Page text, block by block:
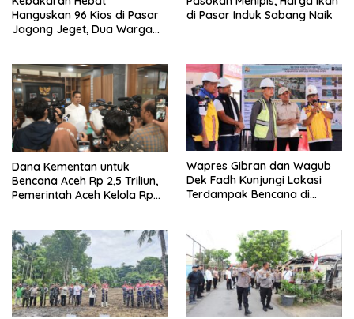
Hanguskan 96 Kios di Pasar
Jagong Jeget, Dua Warga
di Pasar Induk Sabang Naik
Dana Kementan untuk
Bencana Aceh Rp 2,5 Triliun,
Pemerintah Aceh Kelola Rp
Wapres Gibran dan Wagub
Dek Fadh Kunjungi Lokasi
Terdampak Bencana di